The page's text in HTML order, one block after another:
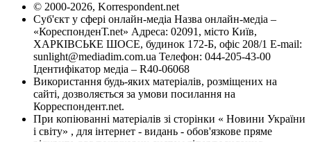
© 2000-2026, Korrespondent.net
Суб'єкт у сфері онлайн-медіа Назва онлайн-медіа –
«КореспонденТ.net» Адреса: 02091, місто Київ,
ХАРКІВСЬКЕ ШОСЕ, будинок 172-Б, офіс 208/1 E-mail:
sunlight@mediadim.com.ua Телефон: 044-205-43-00
Ідентифікатор медіа – R40-06068
Використання будь-яких матеріалів, розміщених на
сайті, дозволяється за умови посилання на
Корреспондент.net.
При копіюванні матеріалів зі сторінки « Новини України
і світу» , для інтернет - видань - обов'язкове пряме